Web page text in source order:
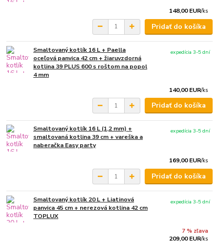
148,00 EUR/ks
Pridať do košíka
Smaltovaný kotlík 16 L + Paella
oceľová panvica 42 cm + žiaruvzdorná
kotlina 39 PLUS 600 s roštom na popol
4 mm
140,00 EUR/ks
expedícia 3-5 dní
Pridať do košíka
Smaltovaný kotlík 16 L (1,2 mm) +
smaltovaná kotlina 39 cm + vareška a
naberačka Easy party
169,00 EUR/ks
expedícia 3-5 dní
Pridať do košíka
Smaltovaný kotlík 20 L + Liatinová
panvica 45 cm + nerezová kotlina 42 cm
TOPLUX
7 % zľava
209,00 EUR/ks
expedícia 3-5 dní